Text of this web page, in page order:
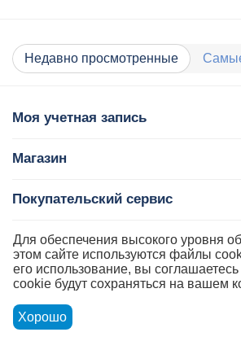
Недавно просмотренные
Моя учетная запись
Магазин
Покупательский сервис
Контакты
Для обеспечения высокого уровня
этом сайте используются файлы
его использование, вы
cookie будут сохраняться на вашем
Хорошо